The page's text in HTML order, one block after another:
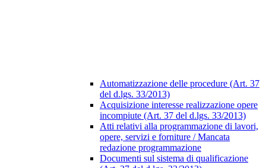
Automatizzazione delle procedure (Art. 37
del d.lgs. 33/2013)
Acquisizione interesse realizzazione opere
incompiute (Art. 37 del d.lgs. 33/2013)
Atti relativi alla programmazione di lavori,
opere, servizi e forniture / Mancata
redazione programmazione
Documenti sul sistema di qualificazione